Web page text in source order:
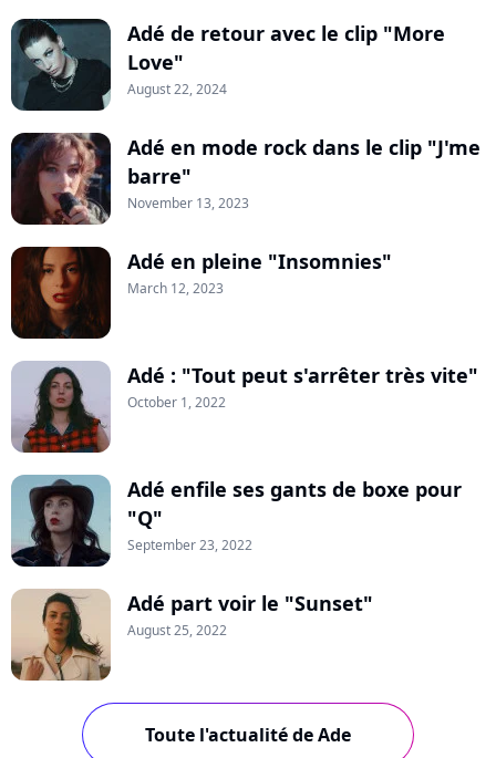
Adé de retour avec le clip "More
Love"
August 22, 2024
Adé en mode rock dans le clip "J'me
barre"
November 13, 2023
Adé en pleine "Insomnies"
March 12, 2023
Adé : "Tout peut s'arrêter très vite"
October 1, 2022
Adé enfile ses gants de boxe pour
"Q"
September 23, 2022
Adé part voir le "Sunset"
August 25, 2022
Toute l'actualité de Ade